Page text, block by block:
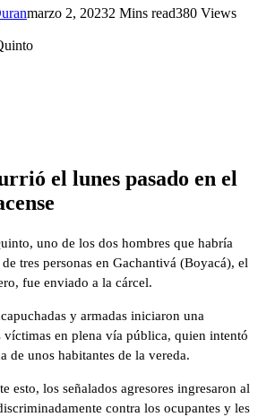
marzo 2, 20232 Mins read380 Views
el lunes pasado en el
uno de los dos hombres que habría
tres personas en Gachantivá (Boyacá), el
fue enviado a la cárcel.
y armadas iniciaron una
víctimas en plena vía pública, quien intentó
de unos habitantes de la vereda.
esto, los señalados agresores ingresaron al
contra los ocupantes y les